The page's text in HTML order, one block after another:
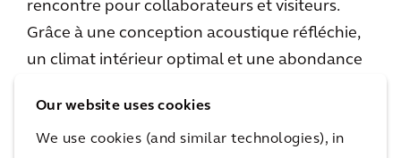
Our website uses cookies
We use cookies (and similar technologies), in
rencontre pour collaborateurs et visiteurs.
Grâce à une conception acoustique réfléchie,
un climat intérieur optimal et une abondance
meilleures conditions de travail à ses
collaborateurs.